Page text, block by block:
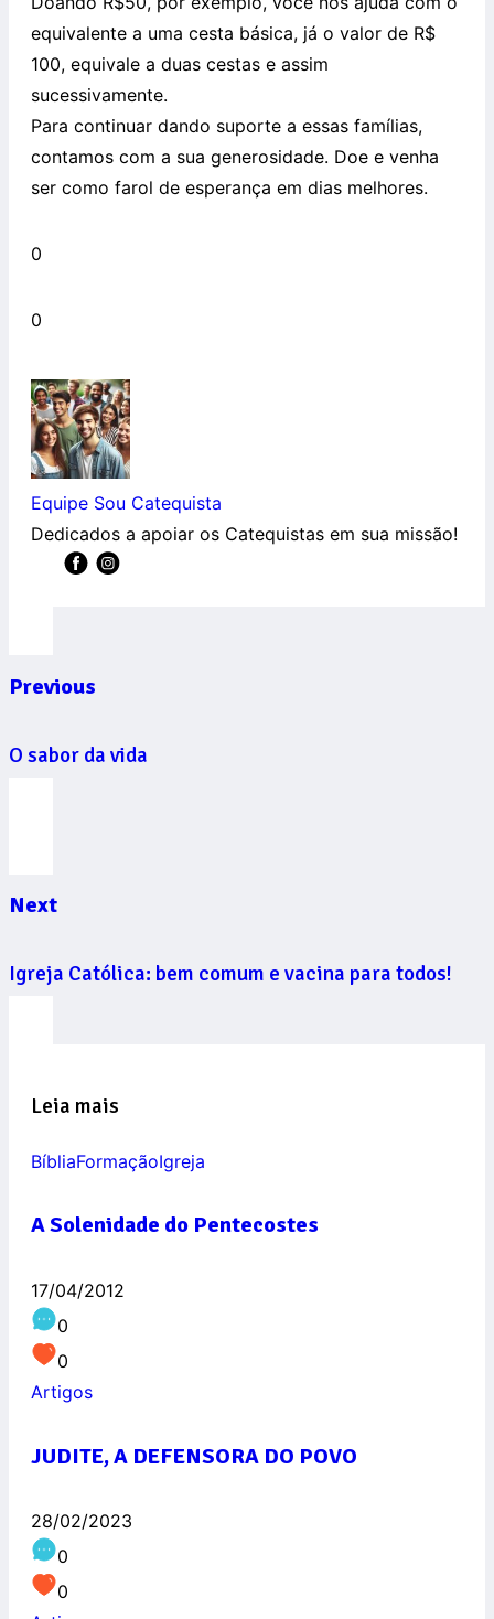
equivalente a uma cesta básica, já o valor de R$
100, equivale a duas cestas e assim
sucessivamente.
Para continuar dando suporte a essas famílias,
contamos com a sua generosidade. Doe e venha
ser como farol de esperança em dias melhores.
0
0
Equipe Sou Catequista
Dedicados a apoiar os Catequistas em sua missão!
Previous
O sabor da vida
Next
Igreja Católica: bem comum e vacina para todos!
Leia mais
BíbliaFormaçãoIgreja
A Solenidade do Pentecostes
17/04/2012
0
0
Artigos
JUDITE, A DEFENSORA DO POVO
28/02/2023
0
0